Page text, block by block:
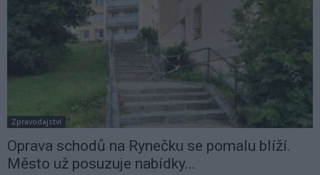
Zpravodajství
Oprava schodů na Rynečku se pomalu blíží.
Město už posuzuje nabídky...